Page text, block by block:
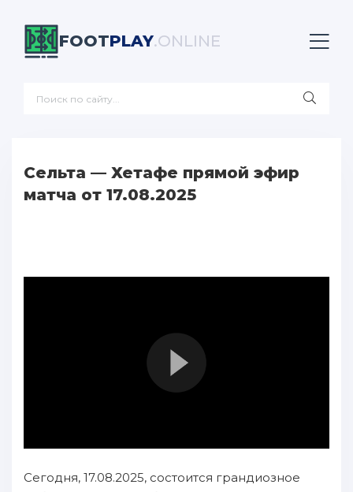
FOOTPLAY.ONLINE
Сельта — Хетафе прямой эфир
матча от 17.08.2025
Сегодня, 17.08.2025, состоится грандиозное